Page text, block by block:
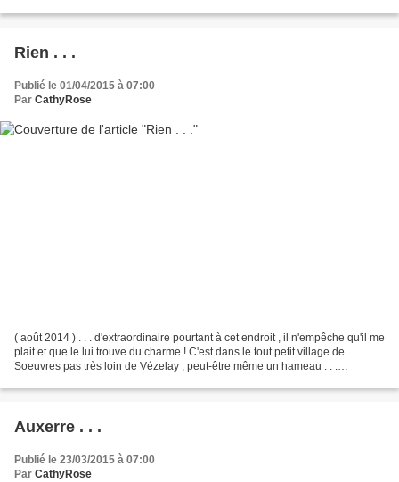
Rien . . .
Publié le 01/04/2015 à 07:00
Par CathyRose
( août 2014 ) . . . d'extraordinaire pourtant à cet endroit , il n'empêche qu'il me
plait et que le lui trouve du charme ! C'est dans le tout petit village de
Soeuvres pas très loin de Vézelay , peut-être même un hameau . . .
Auxerre . . .
Publié le 23/03/2015 à 07:00
Par CathyRose